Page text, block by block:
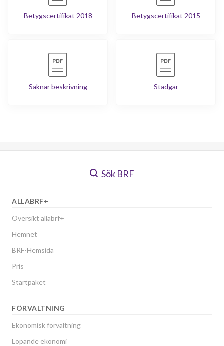
Betygscertifikat 2018 Betygscertifikat 2015
Saknar beskrivning Stadgar
Sök BRF
ALLABRF+
Översikt allabrf+
Hemnet
BRF-Hemsida
Pris
Startpaket
FÖRVALTNING
Ekonomisk förvaltning
Löpande ekonomi